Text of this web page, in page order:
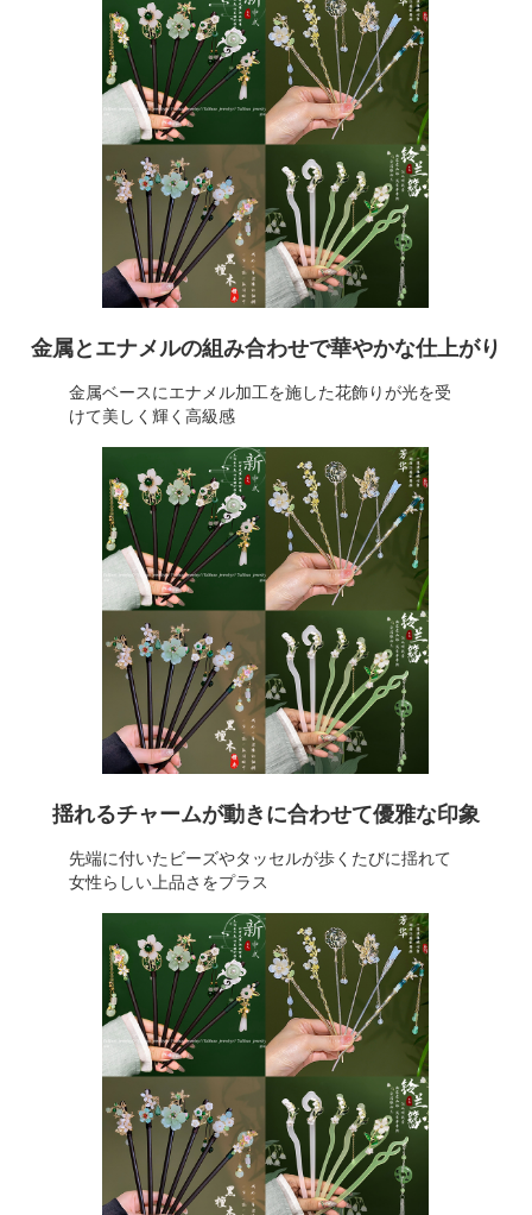
金属とエナメルの組み合わせで華やかな仕上がり
金属ベースにエナメル加工を施した花飾りが光を受
けて美しく輝く高級感
揺れるチャームが動きに合わせて優雅な印象
先端に付いたビーズやタッセルが歩くたびに揺れて
女性らしい上品さをプラス